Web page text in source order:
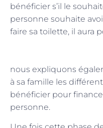
bénéficier s’il le
personne souhaite
faire sa toilette, il aura
nous expliquons
à sa famille les
bénéficier pour
personne.